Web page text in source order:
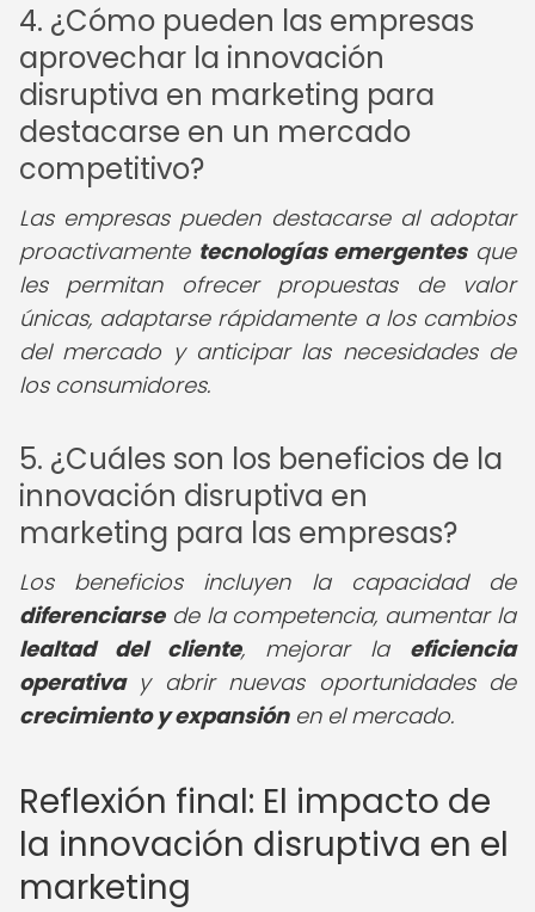
4. ¿Cómo pueden las empresas
aprovechar la innovación
disruptiva en marketing para
destacarse en un mercado
competitivo?
Las empresas pueden destacarse al adoptar
proactivamente tecnologías emergentesque
les permitan ofrecer propuestas de valor
únicas, adaptarse rápidamente a los cambios
del mercado y anticipar las necesidades de
los consumidores.
5. ¿Cuáles son los beneficios de la
innovación disruptiva en
marketing para las empresas?
Los beneficios incluyen la capacidad de
diferenciarsede la competencia, aumentar la
lealtad del cliente, mejorar la eficiencia
operativay abrir nuevas oportunidades de
crecimiento y expansiónen el mercado.
Reflexión final: El impacto de
la innovación disruptiva en el
marketing